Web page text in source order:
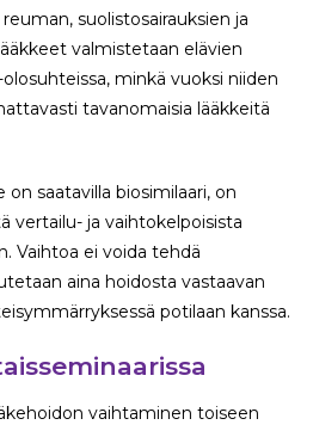
suolistosairauksien ja
valmistetaan elävien
minkä vuoksi niiden
tavanomaisia lääkkeitä
on saatavilla biosimilaari, on
vertailu- ja vaihtokelpoisista
Vaihtoa ei voida tehdä
aina hoidosta vastaavan
potilaan kanssa.
vaihtaminen toiseen